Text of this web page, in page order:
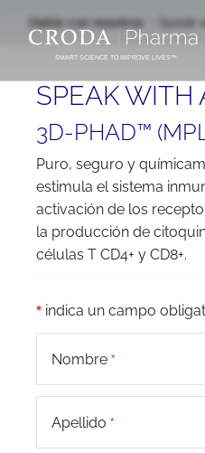
CONTENIDOSMART SCIENCE TO IMPROVE LIVES™
Hable con nosotros Speak
SPEAK WITH
3D-PHAD™
Puro, seguro y
estimula el sistema
activación de los
la producción de
células T CD4+ y CD8+.
indica un campo
Nombre
Apellido